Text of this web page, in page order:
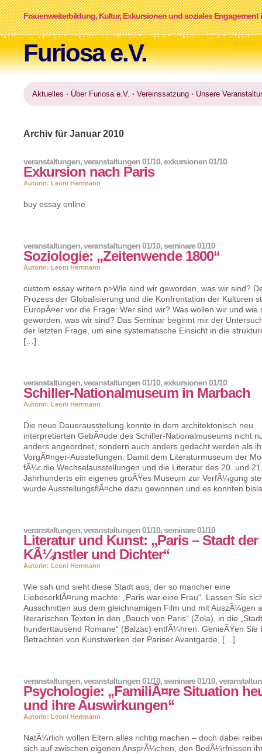
Furiosa e.V.
Frauenweiterbildung, Kultur, Exkursionen und soziales Engagement
Aktuelles · Über Furiosa e.V. · Vereinssatzung · Unsere
Archiv für Januar 2010
Exkursion nach Paris
veranstaltungen,veranstaltungen 01/10,exkursionen 01/10
Autorin: Leoni Herrmann
buy essay online
Soziologie: „Zeitenwende 1800“
veranstaltungen,veranstaltungen 01/10,seminare 01/10
Autorin: Leoni Herrmann
custom essay writers p>Wie sind wir geworden, was wir sind?
Prozess der Globalisierung und die Konfrontation der Kulturen
EuropÃ¤er vor die Frage: Wer sind wir? Was wollen wir und wie
geworden, was wir sind? Das Seminar beginnt mir der
der letzten Frage, um eine systematische Einsicht in die
[…]
Schiller-Nationalmuseum in Marbach
veranstaltungen,veranstaltungen 01/10,exkursionen 01/10
Autorin: Leoni Herrmann
Die neue Dauerausstellung konnte in dem architektonisch neu
interpretierten GebÃ¤ude des Schiller-Nationalmuseums nicht
anders angeordnet, sondern auch anders gedacht werden als
VorgÃ¤nger-Ausstellungen. Damit dem Literaturmuseum der
fÃ¼r die Wechselausstellungen und die Literatur des 20. und
Jahrhunderts ein eigenes groÃŸes Museum zur VerfÃ¼gung
wurde AusstellungsflÃ¤che dazu gewonnen und es konnten
Literatur und Kunst: „Paris – Stadt der
KÃ¼nstler und Dichter“
veranstaltungen,veranstaltungen 01/10,seminare 01/10
Autorin: Leoni Herrmann
Wie sah und sieht diese Stadt aus, der so mancher eine
LiebeserklÃ¤rung machte: „Paris war eine Frau“. Lassen Sie
Ausschnitten aus dem gleichnamigen Film und mit AuszÃ¼gen
literarischen Texten in den „Bauch von Paris“ (Zola), in die
hunderttausend Romane“ (Balzac) entfÃ¼hren. GenieÃŸen Sie
Betrachten von Kunstwerken der Pariser Avantgarde, […]
Psychologie: „FamiliÃ¤re Situation
und ihre Auswirkungen“
veranstaltungen,veranstaltungen 01/10,seminare 01/10,
Autorin: Leoni Herrmann
NatÃ¼rlich wollen Eltern alles richtig machen – doch dabei
sich auf zwischen eigenen AnsprÃ¼chen, den BedÃ¼rfnissen